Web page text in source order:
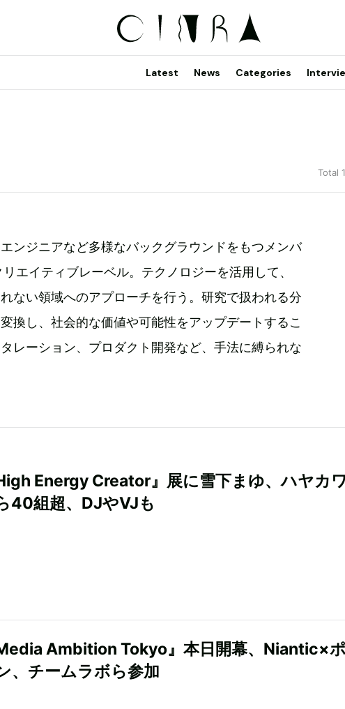
Latest News Categories
Total
ンジニアなど多様なバックグラウンドをもつメンバ
エイティブレーベル。テクノロジーを活用して、
ない領域へのアプローチを行う。研究で扱われる分
換し、社会的な価値や可能性をアップデートするこ
レーション、プロダクト開発など、手法に縛られな
High Energy Creator』展に雪下まゆ、ハヤカ
40組超、DJやVJも
Media Ambition Tokyo』本日開幕、Niantic×
、チームラボら参加